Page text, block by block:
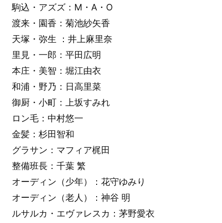
駒込・アズズ：M・A・O
渡来・園香：菊池紗矢香
天塚・弥生 ：井上麻里奈
里見・一郎：平田広明
本庄・美智：堀江由衣
和浦・野乃：日高里菜
御厨・小町：上坂すみれ
ロン毛：中村悠一
金髪：杉田智和
グラサン：マフィア梶田
整備班長：千葉 繁
オーディン（少年）：花守ゆみり
オーディン（老人）：神谷 明
ルサルカ・エヴァレスカ：茅野愛衣